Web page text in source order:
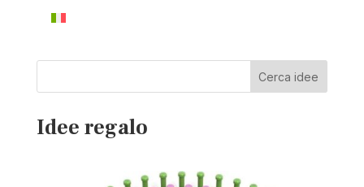
Cerca idee
Idee regalo